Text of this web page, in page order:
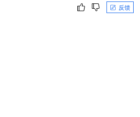
反馈